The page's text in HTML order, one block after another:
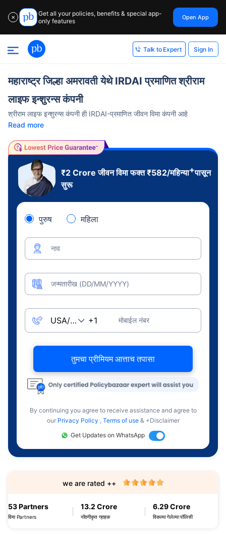
✕
Get all your policies, benefits & special app-
only features
Open App
Talk to Expert Sign In
महाराष्ट्र जिल्हा अमरावती येथे IRDAI प्रमाणित श्रीराम
लाइफ इन्शुरन्स कंपनी
श्रीराम लाइफ इन्शुरन्स कंपनी ही IRDAI-प्रमाणित जीवन विमा कंपनी आहे
Read more
₹2 Croreजीवन विमा फक्त₹582/महिन्या+पासून
सुरू
पुरुष महिला
नाव
जन्मतारीख (DD/MM/YYYY)
मोबाईल नंबर
तुमचा प्रीमियम आत्ताच तपासा
By continuing you agree to receive assistance and agree to
our Privacy Policy , Terms of use & +Disclaimer
Get Updates on WhatsApp
53 Partners
विमा Partners
13.2 Crore
नोंदणीकृत ग्राहक
6.29 Crore
विकल्या गेलेल्या पॉलिसी
we are rated ++